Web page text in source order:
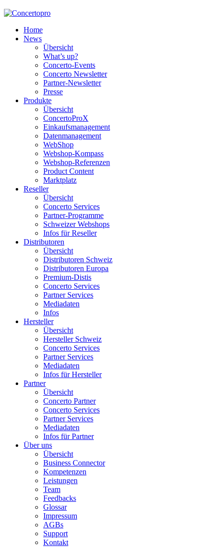
Home
News
Übersicht
What’s up?
Concerto-Events
Concerto Newsletter
Partner-Newsletter
Presse
Produkte
Übersicht
ConcertoProX
Einkaufsmanagement
Datenmanagement
WebShop
Webshop-Kompass
Webshop-Referenzen
Product Content
Marktplatz
Reseller
Übersicht
Concerto Services
Partner-Programme
Schweizer Webshops
Infos für Reseller
Distributoren
Übersicht
Distributoren Schweiz
Distributoren Europa
Premium-Distis
Concerto Services
Partner Services
Mediadaten
Infos
Hersteller
Übersicht
Hersteller Schweiz
Concerto Services
Partner Services
Mediadaten
Infos für Hersteller
Partner
Übersicht
Concerto Partner
Concerto Services
Partner Services
Mediadaten
Infos für Partner
Über uns
Übersicht
Business Connector
Kompetenzen
Leistungen
Team
Feedbacks
Glossar
Impressum
AGBs
Support
Kontakt